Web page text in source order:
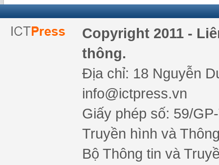
Copyright 2011 -
thông.
Địa chỉ: 18 Nguyễn
info@ictpress.vn
Giấy phép số: 59/
Truyền hình và
Bộ Thông tin và